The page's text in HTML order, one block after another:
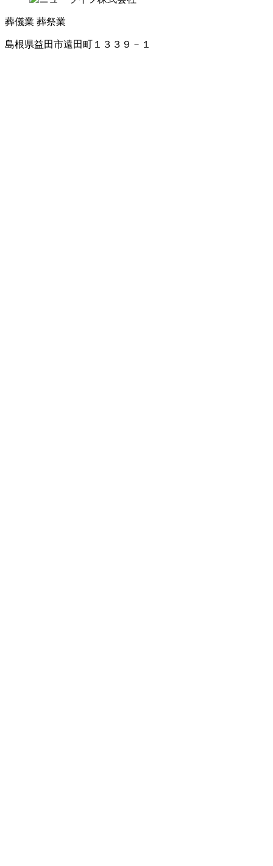
葬儀業 葬祭業
島根県益田市遠田町１３３９－１